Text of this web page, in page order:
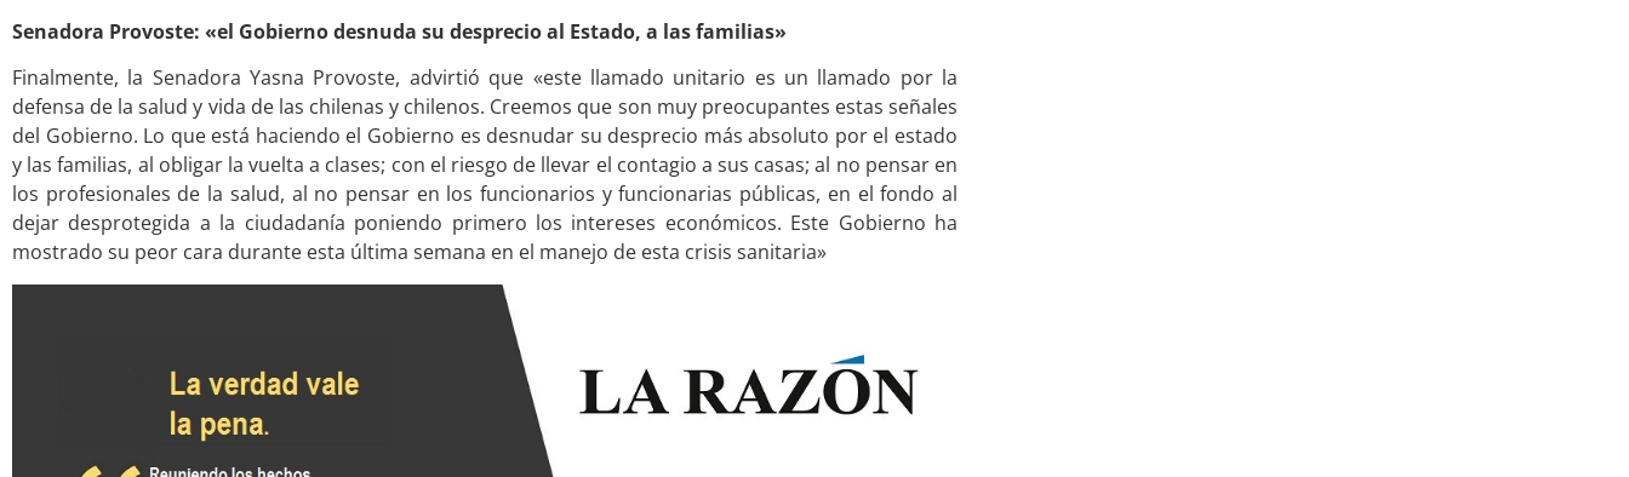
Senadora Provoste: «el Gobierno desnuda su desprecio al Estado, a las familias»
Finalmente, la Senadora Yasna Provoste, advirtió que «este llamado unitario es un llamado por la
defensa de la salud y vida de las chilenas y chilenos. Creemos que son muy preocupantes estas señales
del Gobierno. Lo que está haciendo el Gobierno es desnudar su desprecio más absoluto por el estado
y las familias, al obligar la vuelta a clases; con el riesgo de llevar el contagio a sus casas; al no pensar en
los profesionales de la salud, al no pensar en los funcionarios y funcionarias públicas, en el fondo al
dejar desprotegida a la ciudadanía poniendo primero los intereses económicos. Este Gobierno ha
mostrado su peor cara durante esta última semana en el manejo de esta crisis sanitaria»